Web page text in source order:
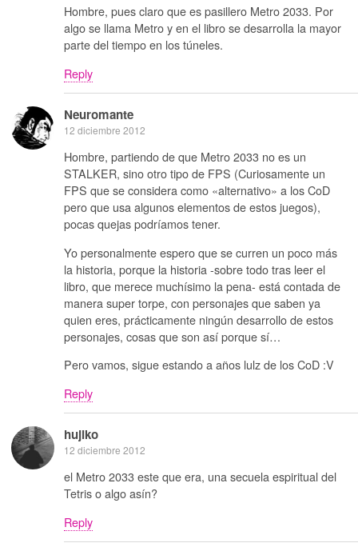
Hombre, pues claro que es pasillero Metro 2033. Por
algo se llama Metro y en el libro se desarrolla la mayor
parte del tiempo en los túneles.
Reply
Neuromante
12 diciembre 2012
Hombre, partiendo de que Metro 2033 no es un
STALKER, sino otro tipo de FPS (Curiosamente un
FPS que se considera como «alternativo» a los CoD
pero que usa algunos elementos de estos juegos),
pocas quejas podríamos tener.
Yo personalmente espero que se curren un poco más
la historia, porque la historia -sobre todo tras leer el
libro, que merece muchísimo la pena- está contada de
manera super torpe, con personajes que saben ya
quien eres, prácticamente ningún desarrollo de estos
personajes, cosas que son así porque sí…
Pero vamos, sigue estando a años lulz de los CoD :V
Reply
hujiko
12 diciembre 2012
el Metro 2033 este que era, una secuela espiritual del
Tetris o algo asín?
Reply